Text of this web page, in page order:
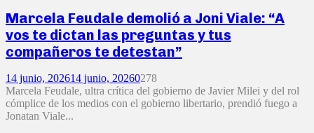
Marcela Feudale demolió a Joni Viale: “A
vos te dictan las preguntas y tus
compañeros te detestan”
14 junio, 202614 junio, 20260278
Marcela Feudale, ultra crítica del gobierno de Javier Milei y del rol
cómplice de los medios con el gobierno libertario, prendió fuego a
Jonatan Viale...